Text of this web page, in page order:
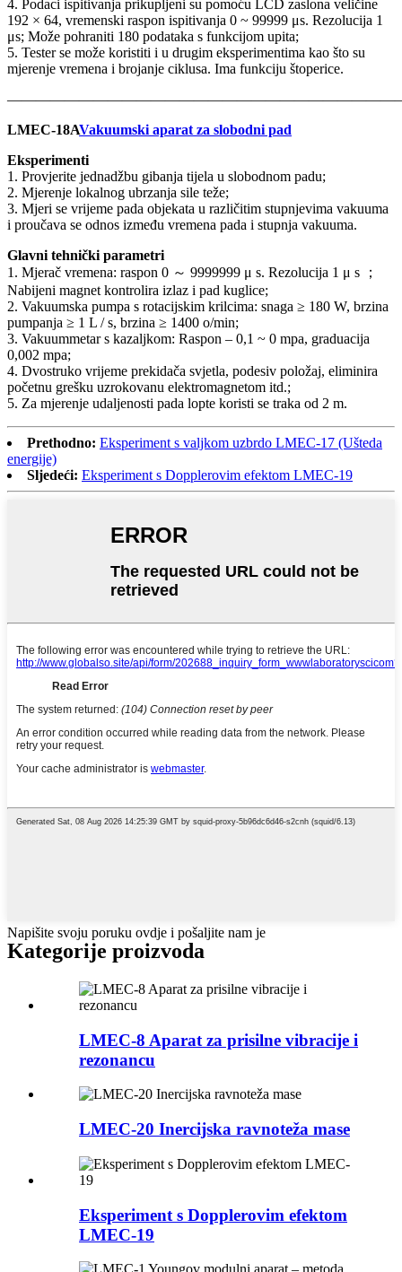
4. Podaci ispitivanja prikupljeni su pomoću LCD zaslona veličine
192 × 64, vremenski raspon ispitivanja 0 ~ 99999 μs. Rezolucija 1
μs; Može pohraniti 180 podataka s funkcijom upita;
5. Tester se može koristiti i u drugim eksperimentima kao što su
mjerenje vremena i brojanje ciklusa. Ima funkciju štoperice.
LMEC-18AVakuumski aparat za slobodni pad
Eksperimenti
1. Provjerite jednadžbu gibanja tijela u slobodnom padu;
2. Mjerenje lokalnog ubrzanja sile teže;
3. Mjeri se vrijeme pada objekata u različitim stupnjevima vakuuma
i proučava se odnos između vremena pada i stupnja vakuuma.
Glavni tehnički parametri
1. Mjerač vremena: raspon 0 ～ 9999999 μ s. Rezolucija 1 μ s ；
Nabijeni magnet kontrolira izlaz i pad kuglice;
2. Vakuumska pumpa s rotacijskim krilcima: snaga ≥ 180 W, brzina
pumpanja ≥ 1 L / s, brzina ≥ 1400 o/min;
3. Vakuummetar s kazaljkom: Raspon – 0,1 ~ 0 mpa, graduacija
0,002 mpa;
4. Dvostruko vrijeme prekidača svjetla, podesiv položaj, eliminira
početnu grešku uzrokovanu elektromagnetom itd.;
5. Za mjerenje udaljenosti pada lopte koristi se traka od 2 m.
Prethodno: Eksperiment s valjkom uzbrdo LMEC-17 (Ušteda
energije)
Sljedeći: Eksperiment s Dopplerovim efektom LMEC-19
Napišite svoju poruku ovdje i pošaljite nam je
Kategorije proizvoda
LMEC-8 Aparat za prisilne vibracije i
rezonancu
LMEC-20 Inercijska ravnoteža mase
Eksperiment s Dopplerovim efektom
LMEC-19